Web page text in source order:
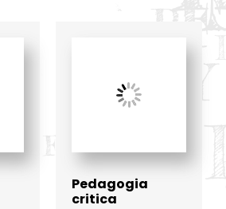
Pedagogia
critica